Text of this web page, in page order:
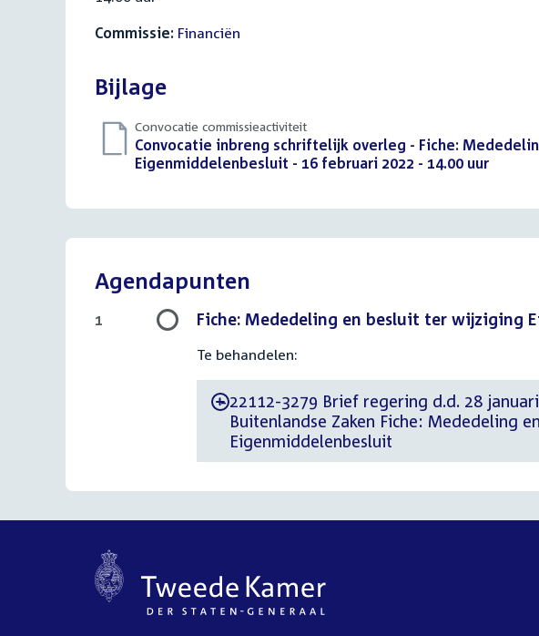
Commissie: Financiën
Bijlage
Convocatie commissieactiviteit
Download
bestand:
Convocatie inbreng schriftelijk overleg - Fiche:
Eigenmiddelenbesluit - 16 februari 2022 - 14.00 uur
Agendapunten
Fiche: Mededeling en besluit ter wijziging
Te behandelen:
-22112-3279 Brief regering d.d. 28
Buitenlandse Zaken Fiche: Mededeling
Eigenmiddelenbesluit
1